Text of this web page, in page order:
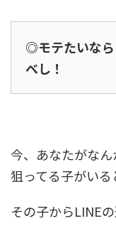
◎モテたいな
べし！
今、あなたがなん
狙ってる子がいる
その子からLINE